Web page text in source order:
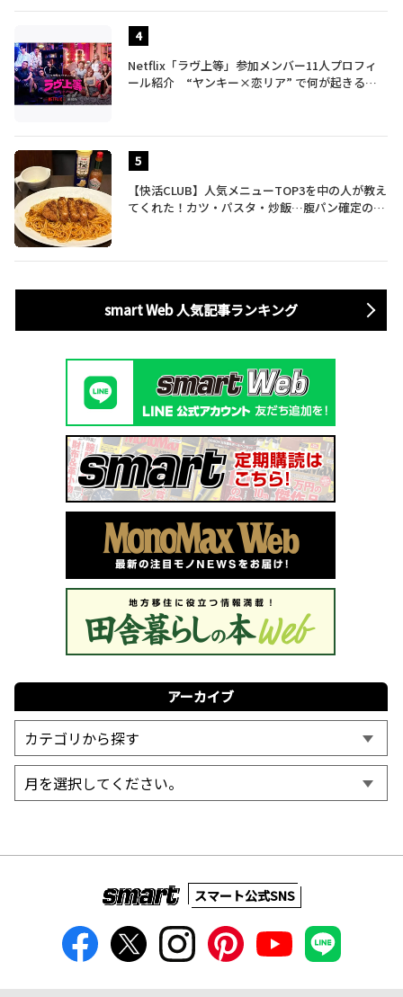
Netflix「ラヴ上等」参加メンバー11人プロフィ
ール紹介 “ヤンキー×恋リア” で何が起きる？
【快活CLUB】人気メニューTOP3を中の人が教え
てくれた！カツ・パスタ・炒飯…腹パン確定のガ
smart Web 人気記事ランキング
アーカイブ
スマート公式SNS